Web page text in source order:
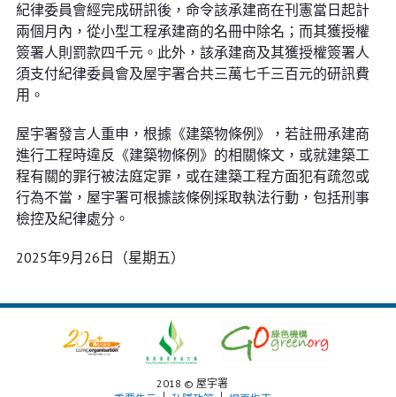
紀律委員會經完成研訊後，命令該承建商在刊憲當日起計
兩個月內，從小型工程承建商的名冊中除名；而其獲授權
簽署人則罰款四千元。此外，該承建商及其獲授權簽署人
須支付紀律委員會及屋宇署合共三萬七千三百元的研訊費
用。
屋宇署發言人重申，根據《建築物條例》，若註冊承建商
進行工程時違反《建築物條例》的相關條文，或就建築工
程有關的罪行被法庭定罪，或在建築工程方面犯有疏忽或
行為不當，屋宇署可根據該條例採取執法行動，包括刑事
檢控及紀律處分。
2025年9月26日（星期五）
2018 © 屋宇署